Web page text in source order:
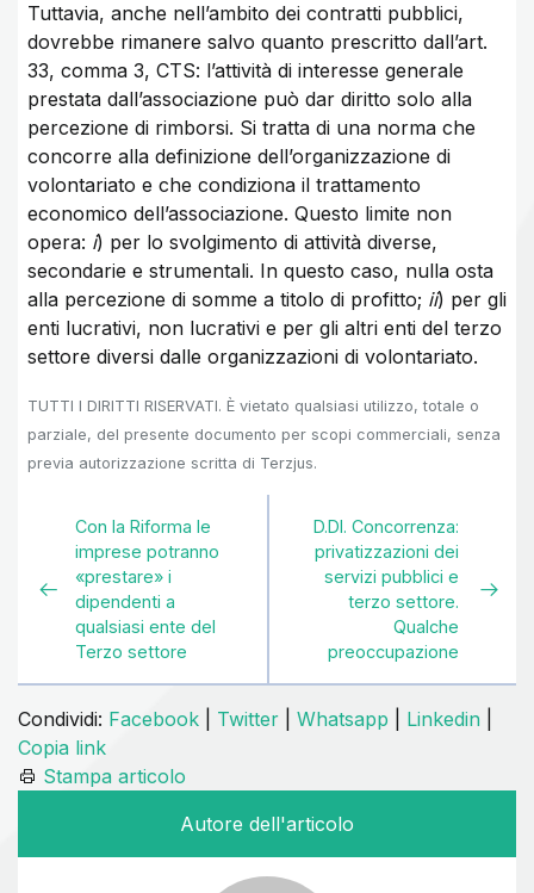
Tuttavia, anche nell’ambito dei contratti pubblici,
dovrebbe rimanere salvo quanto prescritto dall’art.
33, comma 3, CTS: l’attività di interesse generale
prestata dall’associazione può dar diritto solo alla
percezione di rimborsi. Si tratta di una norma che
concorre alla definizione dell’organizzazione di
volontariato e che condiziona il trattamento
economico dell’associazione. Questo limite non
opera: i) per lo svolgimento di attività diverse,
secondarie e strumentali. In questo caso, nulla osta
alla percezione di somme a titolo di profitto; ii) per gli
enti lucrativi, non lucrativi e per gli altri enti del terzo
settore diversi dalle organizzazioni di volontariato.
TUTTI I DIRITTI RISERVATI. È vietato qualsiasi utilizzo, totale o
parziale, del presente documento per scopi commerciali, senza
previa autorizzazione scritta di Terzjus.
Con la Riforma le
imprese potranno
«prestare» i
dipendenti a
qualsiasi ente del
Terzo settore
D.Dl. Concorrenza:
privatizzazioni dei
servizi pubblici e
terzo settore.
Qualche
preoccupazione
Condividi: Facebook Twitter Whatsapp Linkedin
Copia link
Stampa articolo
Autore dell'articolo